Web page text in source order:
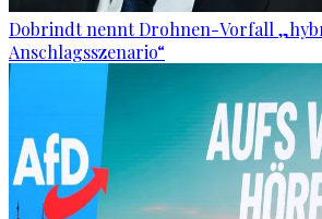
Dobrindt nennt Drohnen-Vorfall
Anschlagsszenario“